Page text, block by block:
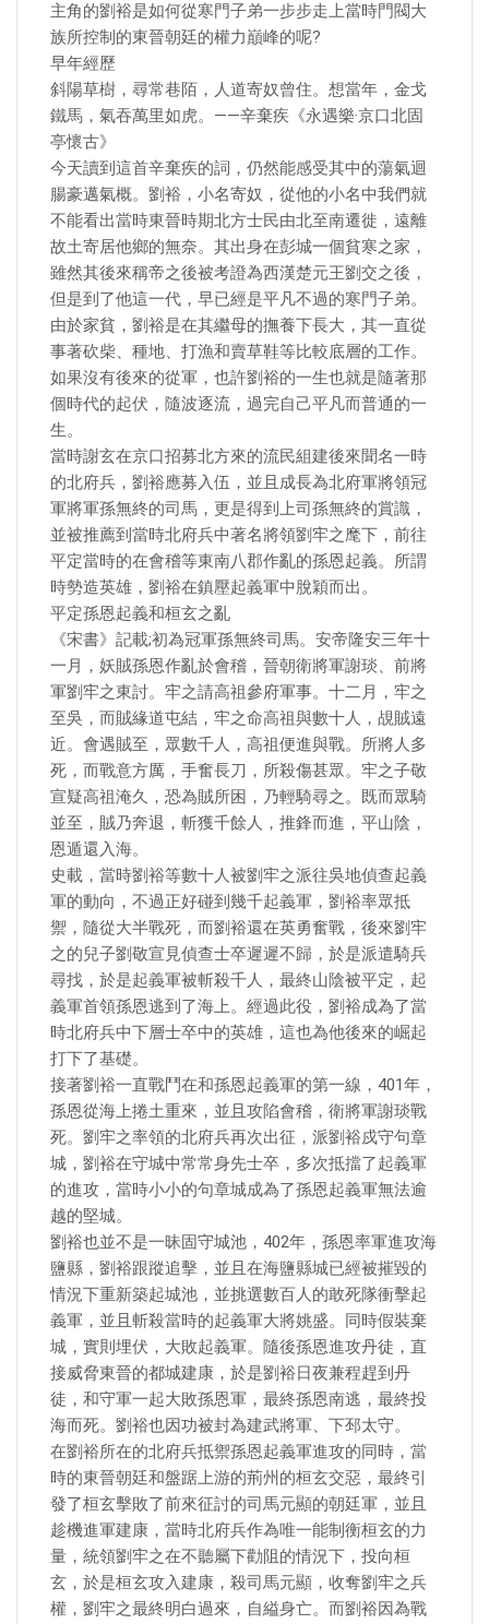
主角的劉裕是如何從寒門子弟一步步走上當時門閥大
族所控制的東晉朝廷的權力巔峰的呢?
早年經歷
斜陽草樹，尋常巷陌，人道寄奴曾住。想當年，金戈
鐵馬，氣吞萬里如虎。——辛棄疾《永遇樂·京口北固
亭懷古》
今天讀到這首辛棄疾的詞，仍然能感受其中的蕩氣迴
腸豪邁氣概。劉裕，小名寄奴，從他的小名中我們就
不能看出當時東晉時期北方士民由北至南遷徙，遠離
故土寄居他鄉的無奈。其出身在彭城一個貧寒之家，
雖然其後來稱帝之後被考證為西漢楚元王劉交之後，
但是到了他這一代，早已經是平凡不過的寒門子弟。
由於家貧，劉裕是在其繼母的撫養下長大，其一直從
事著砍柴、種地、打漁和賣草鞋等比較底層的工作。
如果沒有後來的從軍，也許劉裕的一生也就是隨著那
個時代的起伏，隨波逐流，過完自己平凡而普通的一
生。
當時謝玄在京口招募北方來的流民組建後來聞名一時
的北府兵，劉裕應募入伍，並且成長為北府軍將領冠
軍將軍孫無終的司馬，更是得到上司孫無終的賞識，
並被推薦到當時北府兵中著名將領劉牢之麾下，前往
平定當時的在會稽等東南八郡作亂的孫恩起義。所謂
時勢造英雄，劉裕在鎮壓起義軍中脫穎而出。
平定孫恩起義和桓玄之亂
《宋書》記載;初為冠軍孫無終司馬。安帝隆安三年十
一月，妖賊孫恩作亂於會稽，晉朝衛將軍謝琰、前將
軍劉牢之東討。牢之請高祖參府軍事。十二月，牢之
至吳，而賊緣道屯結，牢之命高祖與數十人，覘賊遠
近。會遇賊至，眾數千人，高祖便進與戰。所將人多
死，而戰意方厲，手奮長刀，所殺傷甚眾。牢之子敬
宣疑高祖淹久，恐為賊所困，乃輕騎尋之。既而眾騎
並至，賊乃奔退，斬獲千餘人，推鋒而進，平山陰，
恩遁還入海。
史載，當時劉裕等數十人被劉牢之派往吳地偵查起義
軍的動向，不過正好碰到幾千起義軍，劉裕率眾抵
禦，隨從大半戰死，而劉裕還在英勇奮戰，後來劉牢
之的兒子劉敬宣見偵查士卒遲遲不歸，於是派遣騎兵
尋找，於是起義軍被斬殺千人，最終山陰被平定，起
義軍首領孫恩逃到了海上。經過此役，劉裕成為了當
時北府兵中下層士卒中的英雄，這也為他後來的崛起
打下了基礎。
接著劉裕一直戰鬥在和孫恩起義軍的第一線，401年，
孫恩從海上捲土重來，並且攻陷會稽，衛將軍謝琰戰
死。劉牢之率領的北府兵再次出征，派劉裕戍守句章
城，劉裕在守城中常常身先士卒，多次抵擋了起義軍
的進攻，當時小小的句章城成為了孫恩起義軍無法逾
越的堅城。
劉裕也並不是一昧固守城池，402年，孫恩率軍進攻海
鹽縣，劉裕跟蹤追擊，並且在海鹽縣城已經被摧毀的
情況下重新築起城池，並挑選數百人的敢死隊衝擊起
義軍，並且斬殺當時的起義軍大將姚盛。同時假裝棄
城，實則埋伏，大敗起義軍。隨後孫恩進攻丹徒，直
接威脅東晉的都城建康，於是劉裕日夜兼程趕到丹
徒，和守軍一起大敗孫恩軍，最終孫恩南逃，最終投
海而死。劉裕也因功被封為建武將軍、下邳太守。
在劉裕所在的北府兵抵禦孫恩起義軍進攻的同時，當
時的東晉朝廷和盤踞上游的荊州的桓玄交惡，最終引
發了桓玄擊敗了前來征討的司馬元顯的朝廷軍，並且
趁機進軍建康，當時北府兵作為唯一能制衡桓玄的力
量，統領劉牢之在不聽屬下勸阻的情況下，投向桓
玄，於是桓玄攻入建康，殺司馬元顯，收奪劉牢之兵
權，劉牢之最終明白過來，自縊身亡。而劉裕因為戰